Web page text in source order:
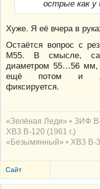
острые как
Хуже. Я её вчера в
Остаётся вопрос с
М55. В смысле,
диаметром 55…56 мм,
ещё потом и
фиксируется.
«Зелёная Леди» • ЗИФ
ХВЗ В-120 (1961 г.)
«Безымянный» • ХВЗ В-
Сайт